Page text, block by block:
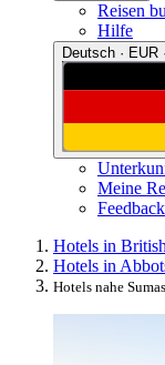
Reisen
Hilfe
Deutsch · EUR
Meine
Feedback
Hotels in
Hotels in
Hotels nahe